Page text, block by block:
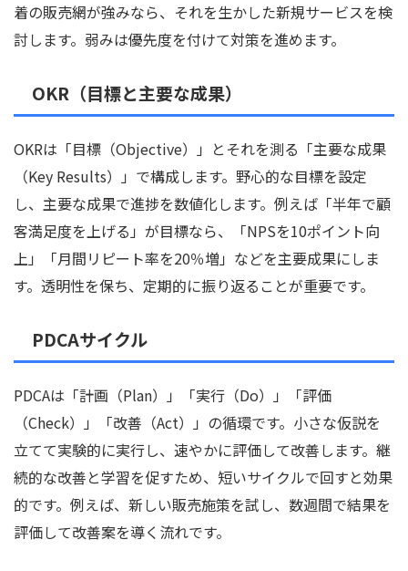
着の販売網が強みなら、それを生かした新規サービスを検
討します。弱みは優先度を付けて対策を進めます。
OKR（目標と主要な成果）
OKRは「目標（Objective）」とそれを測る「主要な成果
（Key Results）」で構成します。野心的な目標を設定
し、主要な成果で進捗を数値化します。例えば「半年で顧
客満足度を上げる」が目標なら、「NPSを10ポイント向
上」「月間リピート率を20％増」などを主要成果にしま
す。透明性を保ち、定期的に振り返ることが重要です。
PDCAサイクル
PDCAは「計画（Plan）」「実行（Do）」「評価
（Check）」「改善（Act）」の循環です。小さな仮説を
立てて実験的に実行し、速やかに評価して改善します。継
続的な改善と学習を促すため、短いサイクルで回すと効果
的です。例えば、新しい販売施策を試し、数週間で結果を
評価して改善案を導く流れです。